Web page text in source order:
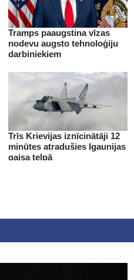
Tramps paaugstina vīzas
nodevu augsto tehnoloģiju
darbiniekiem
Trīs Krievijas iznīcinātāji 12
minūtes atradušies Igaunijas
gaisa telpā